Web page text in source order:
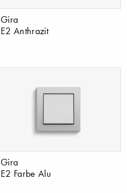
Gira
E2 Anthrazit
Gira
E2 Farbe Alu